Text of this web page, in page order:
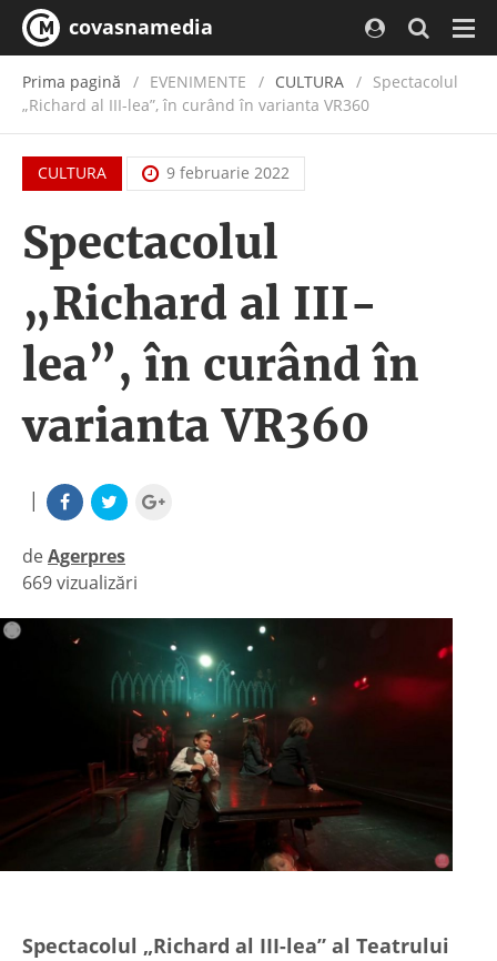
covasnamedia
Prima pagină EVENIMENTE / CULTURA
Spectacolul
„Richard al III-lea”, în curând în varianta VR360
CULTURA 9 februarie 2022
Spectacolul
„Richard al III-
lea”, în curând în
varianta VR360
|
deAgerpres
|
669 vizualizări
Spectacolul „Richard al III-lea” al Teatrului